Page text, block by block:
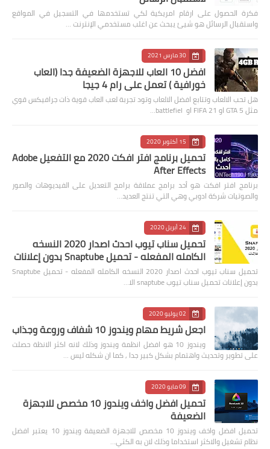
فكرة الحصول على ارقام امريكية لكي تستخدمها في التسجيل في المواقع
واستقبال الرسائل هو شيئ يبحث عن اغلب مستخدمي الإنترنت …
30 مارس 2021
افضل 10 العاب للاجهزة الضعيفة جدا (العاب
خورافية ) تعمل على رام 4 جيجا
هل تحب الالعاب وتتابع افضل الالعاب وتود تجربة لعب العاب قوية ذات جرافيكس قوي
مثل GTA 5 او FIFA 21 او battlefiel…
15 أكتوبر 2020
تحميل برنامج افتر افكت 2020 مع التفعيل Adobe
After Effects
برنامج افتر افكت هو أحد برامج عملاقة برامج التعديل على الفيديوهات والصور
والصوتيات شركة ادوبي وهي التي تنتج العديد…
24 أبريل 2020
تحميل سناب تيوب احدث اصدار 2020 النسخه
الكامله المفعله - تحميل Snaptube بدون إعلانات
تحميل سناب تيوب احدث اصدار 2020 النسخه الكامله المفعله - تحميل Snaptube
بدون إعلانات تحميل سناب تيوب snaptube الا…
02 يوليو 2020
اجعل شريط مهام ويندوز 10 شفاف وروعة وجذاب
ويندوز 10 هو افضل انظمة ويندوز وذلك لانه اكثر الانظة حصلت
على تطوير وتحديث واهتمام بشكل كبير جدا , كما ان شكله ليس …
09 مايو 2020
تحميل افضل واخف ويندوز 10 مخصص للاجهزة
الضعيفة
تحميل افضل واخف ويندوز 10 مخصص للاجهزة الضعيفة ويندوز 10 يعتبر افضل
نظام تشغيل والاكثر استخداما وذلك لان به الكثي…